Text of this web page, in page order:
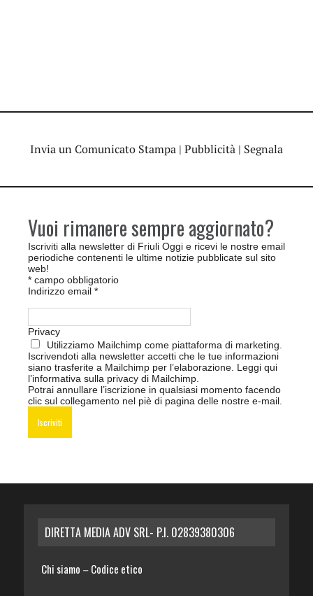
Invia un Comunicato Stampa | Pubblicità | Segnala
Vuoi rimanere sempre aggiornato?
Iscriviti alla newsletter di Friuli Oggi e ricevi le nostre email
periodiche contenenti le ultime notizie pubblicate sul sito
web!
* campo obbligatorio
Indirizzo email *
Privacy
Utilizziamo Mailchimp come piattaforma di marketing.
Iscrivendoti alla newsletter accetti che le tue informazioni
siano trasferite a Mailchimp per l’elaborazione. Leggi qui
l’informativa sulla privacy di Mailchimp
Potrai annullare l’iscrizione in qualsiasi momento facendo
clic sul collegamento nel piè di pagina delle nostre e-mail.
DIRETTA MEDIA ADV SRL- P.I. 02839380306
Chi siamo – Codice etico